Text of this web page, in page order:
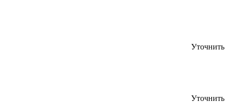
Уточнить
Уточнить